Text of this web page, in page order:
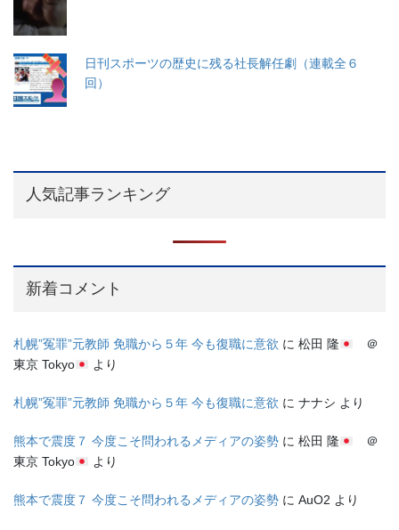
日刊スポーツの歴史に残る社長解任劇（連載全６
回）
人気記事ランキング
新着コメント
札幌”冤罪”元教師 免職から５年 今も復職に意欲 に 松田 隆
＠
東京 Tokyo
より
札幌”冤罪”元教師 免職から５年 今も復職に意欲 に ナナシ より
熊本で震度７ 今度こそ問われるメディアの姿勢 に 松田 隆
＠
東京 Tokyo
より
熊本で震度７ 今度こそ問われるメディアの姿勢 に AuO2 より